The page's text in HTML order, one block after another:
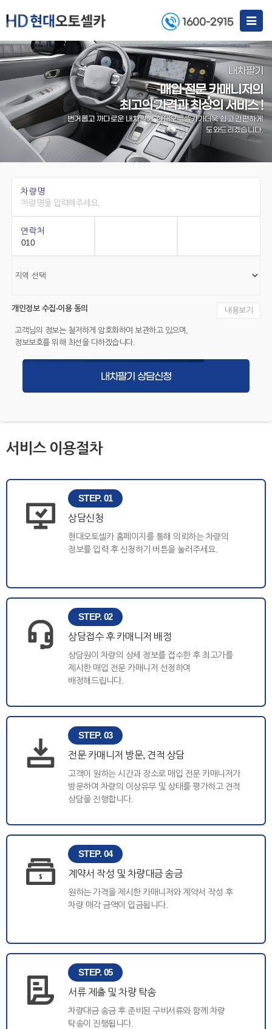
Toggle
1600-2915
내차팔기
매입 전문 카매니저의
최고의 가격과 최상의 서비스 !
번거롭고 까다로운 내차팔기, 현대오토셀카가더욱 쉽고 간편하게
도와드리겠습니다.
차량명
연락처
개인정보 수집·이용 동의 내용보기
고객님의 정보는 철저하게 암호화하여 보관하고 있으며,
정보보호를 위해 최선을 다하겠습니다.
내차팔기 상담신청
서비스 이용절차
STEP. 01
상담신청
현대오토셀카 홈페이지를 통해 의뢰하는 차량의
정보를 입력 후 신청하기 버튼을 눌러주세요.
STEP. 02
상담접수 후 카매니저 배정
상담원이 차량의 상세 정보를 접수한 후 최고가를
제시한 매입 전문 카매니저 선정하여
배정해드립니다.
STEP. 03
전문 카매니저 방문, 견적 상담
고객이 원하는 시간과 장소로 매입 전문 카매니저가
방문하여 차량의 이상유무 및 상태를 평가하고 견적
상담을 진행합니다.
STEP. 04
계약서 작성 및 차량대금 송금
원하는 가격을 제시한 카매니저와 계약서 작성 후
차량 매각 금액이 입금됩니다.
STEP. 05
서류 제출 및 차량 탁송
차량대금 송금 후 준비된 구비서류와 함께 차량
탁송이 진행됩니다.